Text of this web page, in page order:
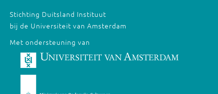
Stichting Duitsland Instituut
bij de Universiteit van Amsterdam
Met ondersteuning van